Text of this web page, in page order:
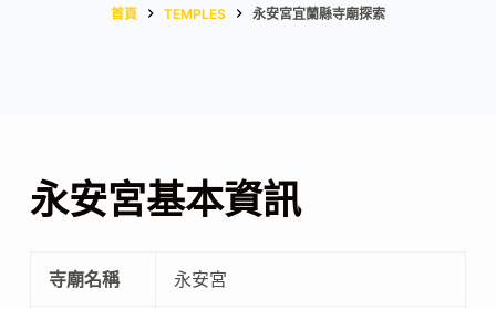
首頁 TEMPLES 永安宮宜蘭縣寺廟探索
永安宮基本資訊
寺廟名稱 永安宮